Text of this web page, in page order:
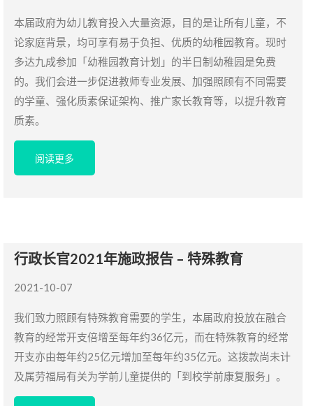
本届政府为幼儿教育投入大量资源，目的是让所有儿童，不
论家庭背景，均可享有易于负担、优质的幼稚园教育。现时
多达九成参加「幼稚园教育计划」的半日制幼稚园是免费
的。我们会进一步促进教师专业发展、加强照顾有不同需要
的学童、强化质素保证架构、推广家长教育等，以提升教育
质素。
阅读更多
行政长官2021年施政报告 – 特殊教育
2021-10-07
我们致力照顾有特殊教育需要的学生，本届政府投放在融合
教育的经常开支倍增至每年约36亿元，而在特殊教育的经常
开支亦由每年约25亿元增加至每年约35亿元。这拨款尚未计
及属劳福局有关为学前儿童提供的「到校学前康复服务」。